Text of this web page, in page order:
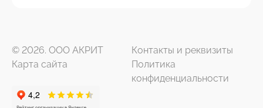
© 2026. ООО АКРИТ
Контакты и реквизиты
Карта сайта
Политика
конфиденциальности